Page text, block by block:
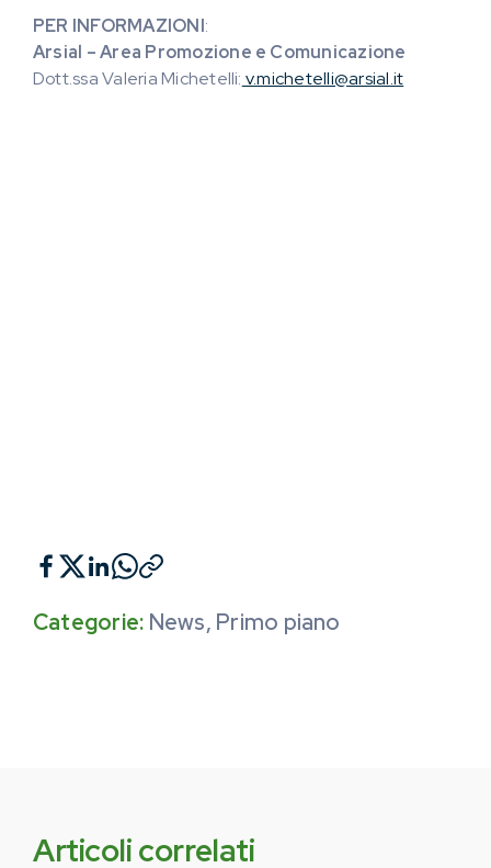
PER INFORMAZIONI:
Arsial – Area Promozione e Comunicazione
Dott.ssa Valeria Michetelli: v.michetelli@arsial.it
Categorie: News, Primo piano
Articoli correlati